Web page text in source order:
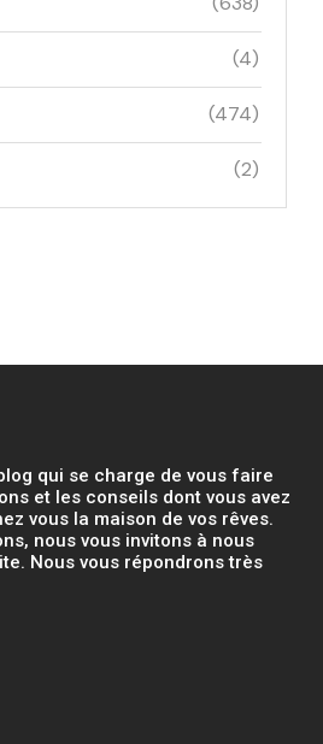
(4)
(474)
(2)
qui se charge de vous faire
et les conseils dont vous avez
vous la maison de vos rêves.
nous vous invitons à nous
Nous vous répondrons très